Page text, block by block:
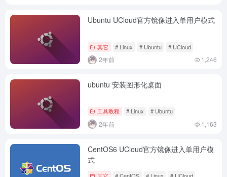
Ubuntu UCloud官方镜像进入单用户模式
其它 # Linux # Ubuntu # UCloud
2年前 1,246
ubuntu 安装图形化桌面
工具教程 # Linux # Ubuntu
2年前 1,163
CentOS6 UCloud官方镜像进入单用户模
式